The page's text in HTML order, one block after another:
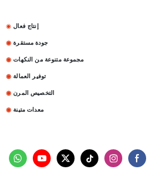
◉إنتاج فعال
◉جودة مستقرة
◉مجموعة متنوعة من النكهات
◉توفير العمالة
◉التخصيص المرن
◉معدات متينة